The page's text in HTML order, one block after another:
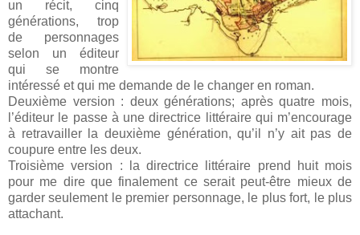
un récit, cinq
générations, trop
de personnages
selon un éditeur
qui se montre
intéressé et qui me demande de le changer en roman.
Deuxième version : deux générations; après quatre mois,
l’éditeur le passe à une directrice littéraire qui m’encourage
à retravailler la deuxième génération, qu’il n’y ait pas de
coupure entre les deux.
Troisième version : la directrice littéraire prend huit mois
pour me dire que finalement ce serait peut-être mieux de
garder seulement le premier personnage, le plus fort, le plus
attachant.